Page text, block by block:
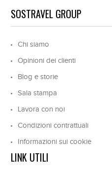
SOSTRAVEL GROUP
Chi siamo
Opinioni dei clienti
Blog e storie
Sala stampa
Lavora con noi
Condizioni contrattuali
Informazioni sui cookie
LINK UTILI